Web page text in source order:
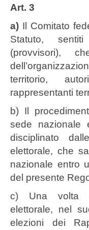
Art. 3
a) Il Comitato
Statuto,
(provvisori),
territorio,
rappresentanti
b) Il
sede nazionale
disciplinato
elettorale, che
nazionale entro
del presente
c) Una volta
elettorale, nel
elezioni dei